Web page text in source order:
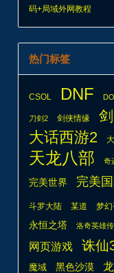
码+局域外网教程
热门标签
CSOL DNF
刀剑2 剑侠情缘
大话西游2
天龙八部 奇
完美世界 完美
斗罗大陆 某道 梦
永恒之塔
洛奇英雄传
网页游戏 诛仙
魔域 黑色沙漠